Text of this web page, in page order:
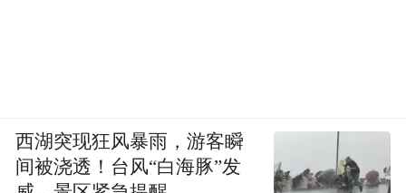
西湖突现狂风暴雨，游客瞬
间被浇透！台风“白海豚”发